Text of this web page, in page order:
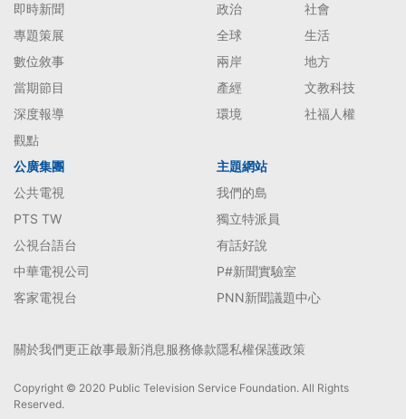
即時新聞
專題策展
數位敘事
當期節目
深度報導
觀點
政治
社會
全球
生活
兩岸
地方
產經
文教科技
環境
社福人權
公廣集團
公共電視
PTS TW
公視台語台
中華電視公司
客家電視台
主題網站
我們的島
獨立特派員
有話好說
P#新聞實驗室
PNN新聞議題中心
關於我們更正啟事最新消息服務條款隱私權保護政策
Copyright © 2020 Public Television Service Foundation. All Rights
Reserved.